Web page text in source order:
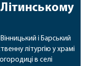
і Барський
літургію у храмі
в селі